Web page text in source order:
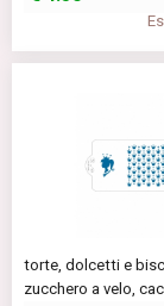
torte, dolcetti e
zucchero a velo,